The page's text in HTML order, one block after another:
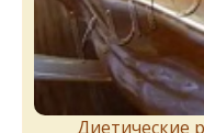
Диетические